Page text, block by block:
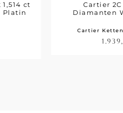
ct
Platin
Cartier
Cartier
Diamanten